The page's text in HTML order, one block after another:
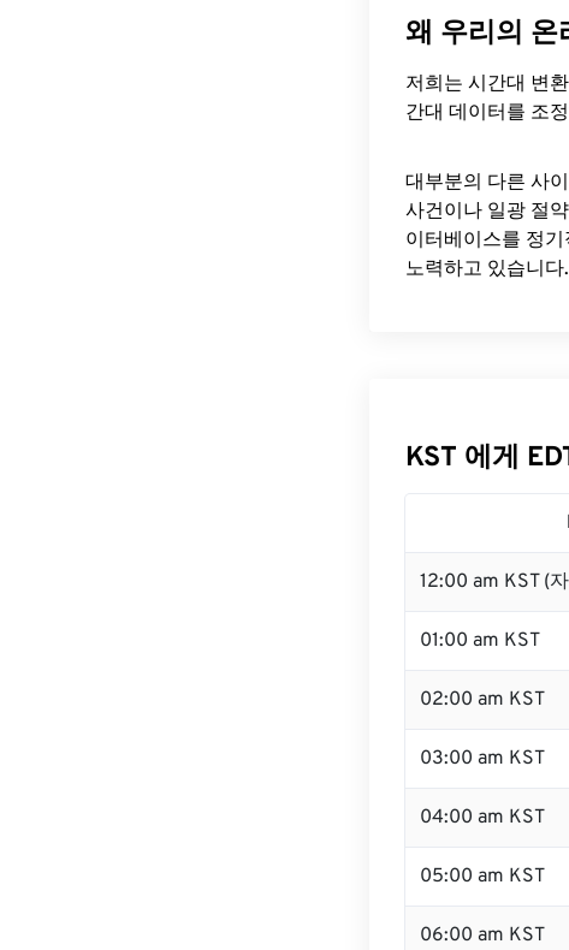
왜 우리의 온
저희는 시간대 변
간대 데이터를 조
대부분의 다른 사
사건이나 일광 절
이터베이스를 정
노력하고 있습니다.
KST 에게
12:00 am KST (
01:00 am KST
02:00 am KST
03:00 am KST
04:00 am KST
05:00 am KST
06:00 am KST